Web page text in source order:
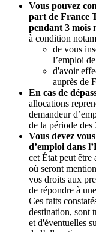
Vous pouvez
part de France
pendant 3 mois
à condition
de vous
l’emploi
d'avoir
auprès de
En cas de
allocations
demandeur
de la période
Vous devez
d’emploi dans
cet État peut
où seront
vos droits aux
de répondre à
Ces faits
destination, sont
et d'éventuelles